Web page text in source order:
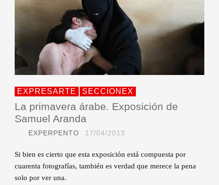
EXPRESARTE SECCIONEX
La primavera árabe. Exposición de
Samuel Aranda
EXPERPENTO 17/04/2013
Si bien es cierto que esta exposición está compuesta por
cuarenta fotografías, también es verdad que merece la pena
solo por ver una.